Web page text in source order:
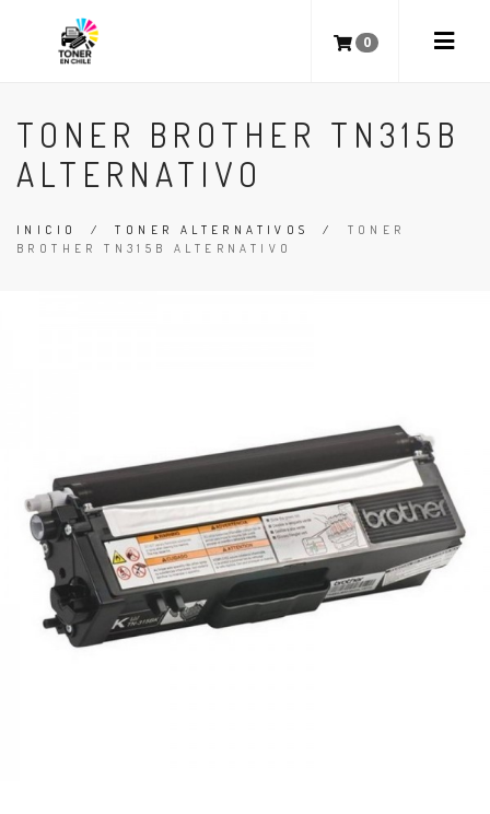
0
TONER BROTHER TN315B
ALTERNATIVO
INICIO /TONER ALTERNATIVOS / TONER
BROTHER TN315B ALTERNATIVO